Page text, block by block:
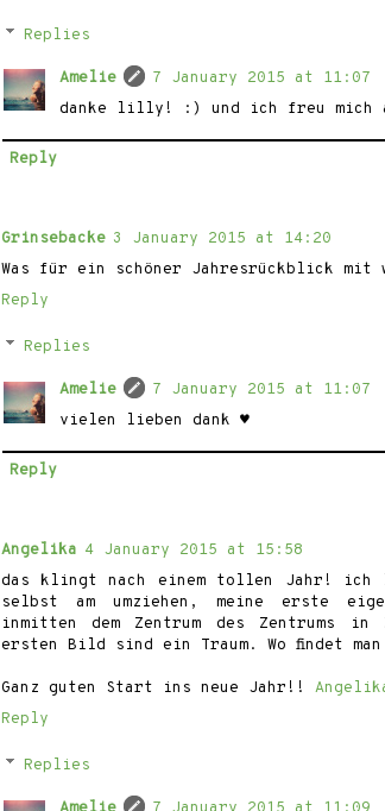
Replies
Amelie
7 January 2015 at 11:07
danke lilly! :) und ich freu mich
Reply
Grinsebacke 3 January 2015 at 14:20
Was für ein schöner Jahresrückblick mit
Reply
Replies
Amelie
7 January 2015 at 11:07
vielen lieben dank ♥
Reply
Angelika 4 January 2015 at 15:58
das klingt nach einem tollen Jahr!
selbst am umziehen, meine erste
inmitten dem Zentrum des Zentrums
ersten Bild sind ein Traum. Wo findet
Ganz guten Start ins neue Jahr!!
Reply
Replies